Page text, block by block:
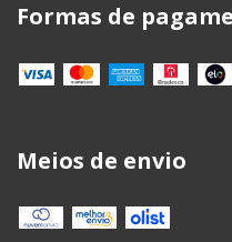
Formas de
Meios de envio